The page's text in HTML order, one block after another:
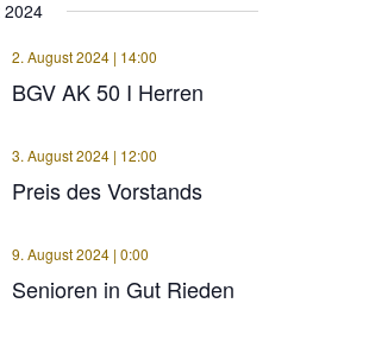
2024
BGV AK 50 I Herren
2. August 2024 | 14:00
Preis des Vorstands
3. August 2024 | 12:00
Senioren in Gut Rieden
9. August 2024 | 0:00